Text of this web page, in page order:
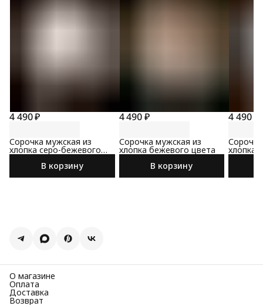
4 490 ₽
Сорочка мужская из
хлопка серо-бежевого
В корзину
4 490 ₽
Сорочка мужская из
хлопка бежевого цвета
В корзину
4 490 ₽
хлопка
О магазине
Оплата
Доставка
Возврат